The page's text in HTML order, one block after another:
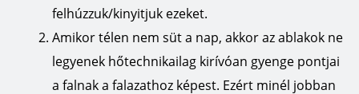
felhúzzuk/kinyitjuk ezeket.
Amikor télen nem süt a nap, akkor az ablakok ne
legyenek hőtechnikailag kirívóan gyenge pontjai
a falnak a falazathoz képest. Ezért minél jobban